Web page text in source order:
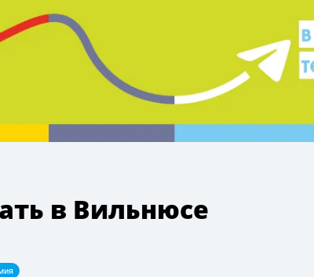
в Вильнюсе